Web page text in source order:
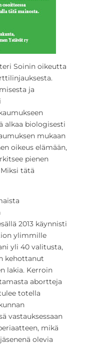
Soinin oikeutta
ja
alkaa biologisesti
mukaan
oikeus elämään,
pienen
tätä
2013 käynnisti
ylimmille
yli 40 valitusta,
kehottanut
lakia. Kerroin
abortteja
totella
vastauksessaan
mikä
olevia